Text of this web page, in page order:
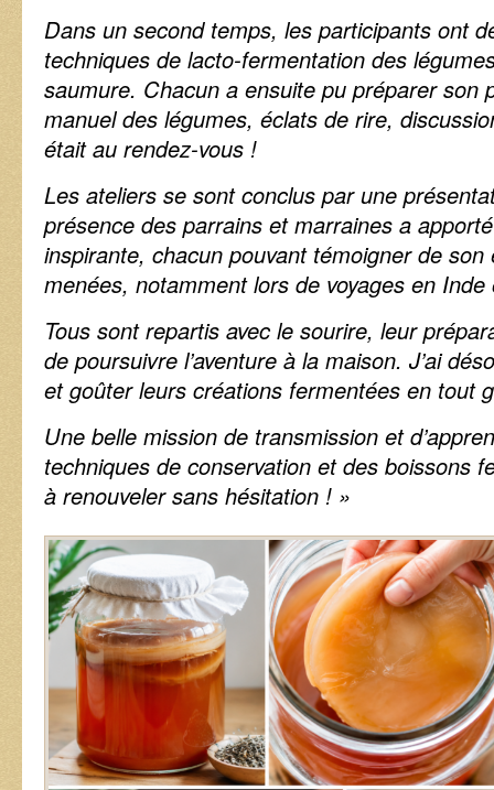
Dans un second temps, les participants ont
techniques de lacto-fermentation des
saumure. Chacun a ensuite pu préparer son
manuel des légumes, éclats de rire,
était au rendez-vous !
Les ateliers se sont conclus par une
présence des parrains et marraines a
inspirante, chacun pouvant témoigner de
menées, notamment lors de voyages en
Tous sont repartis avec le sourire, leur
de poursuivre l’aventure à la maison. J’ai
et goûter leurs créations fermentées en tout
Une belle mission de transmission et
techniques de conservation et des boissons
à renouveler sans hésitation ! »